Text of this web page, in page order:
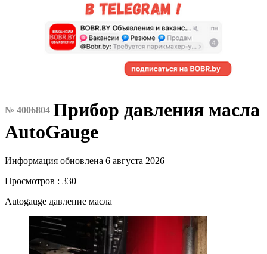
№ 4006804 Прибор давления масла
AutoGauge
Информация обновлена 6 августа 2026
Просмотров : 330
Autogauge давление масла